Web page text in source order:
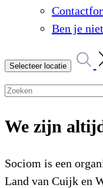
Ben je
Selecteer locatie
We zijn
Sociom is een
Land van Cuijk en